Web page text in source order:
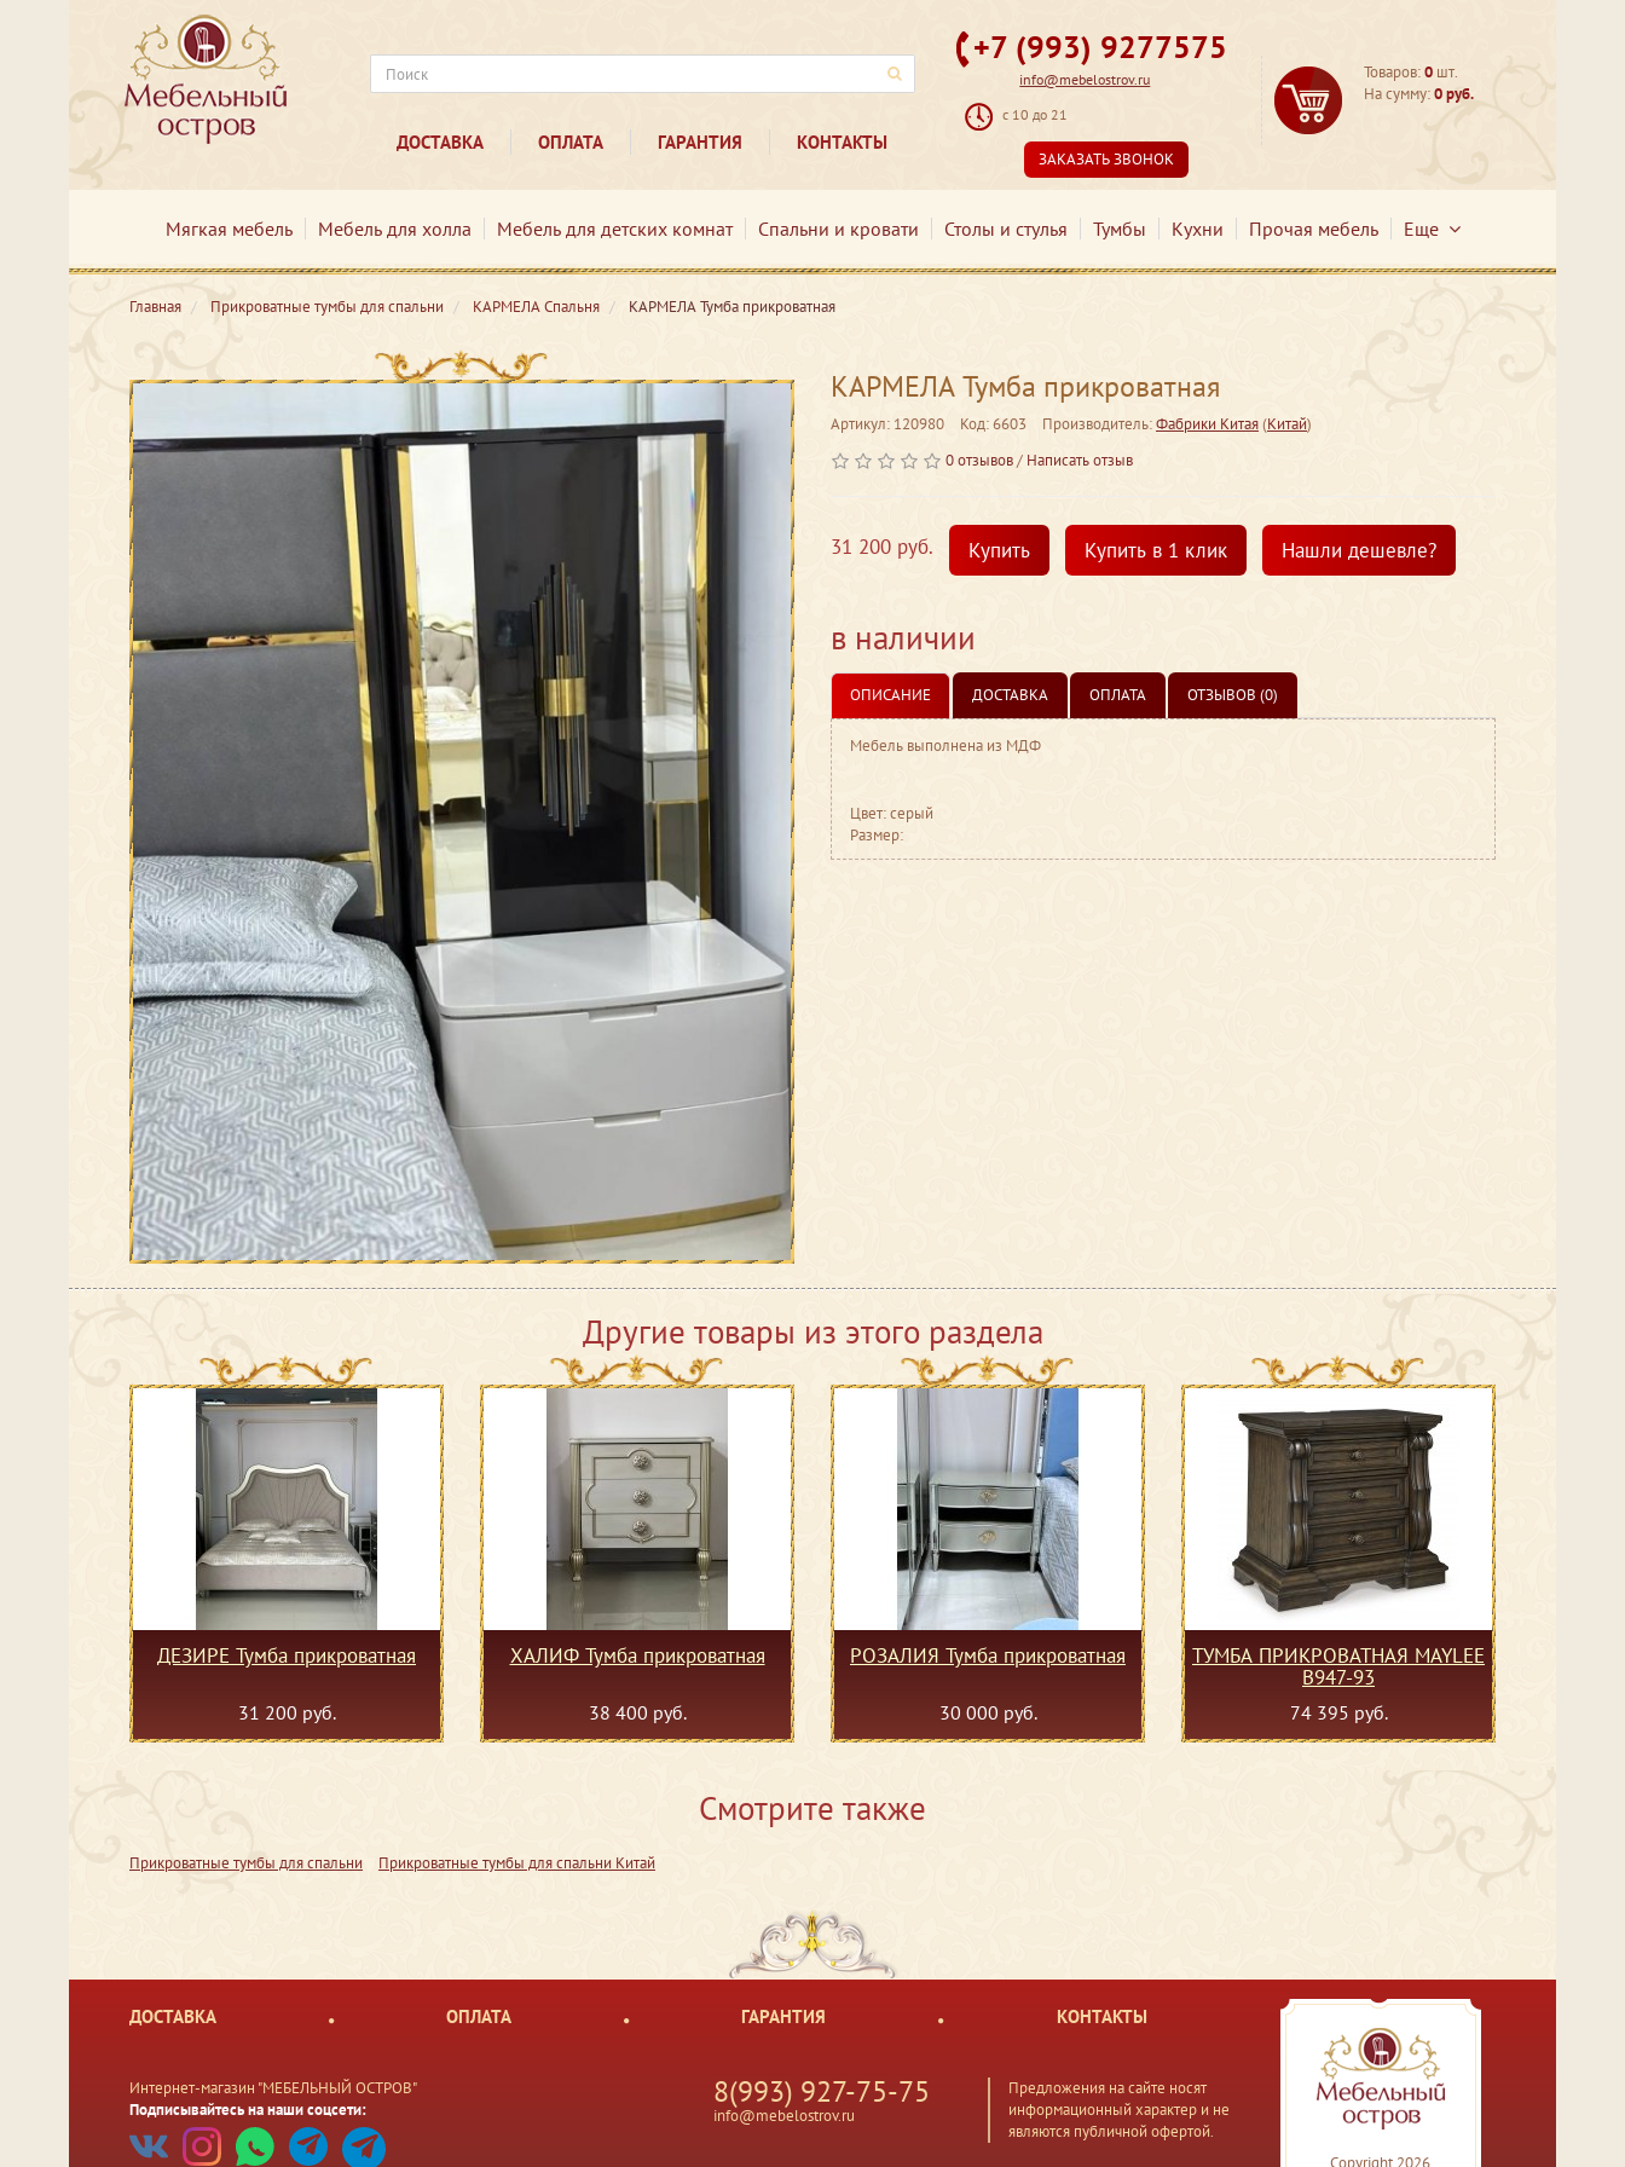
ДОСТАВКА ОПЛАТА ГАРАНТИЯ КОНТАКТЫ
+7 (993) 9277575
info@mebelostrov.ru
с 10 до 21
ЗАКАЗАТЬ ЗВОНОК
Товаров:0 шт.
На сумму:0 руб.
Мягкая мебель Мебель для холла Мебель для детских комнат Спальни и кровати Столы и стулья Тумбы Кухни Прочая мебель Еще
Главная Прикроватные тумбы для спальни КАРМЕЛА Спальня КАРМЕЛА Тумба прикроватная
КАРМЕЛА Тумба прикроватная
Артикул: 120980 Код: 6603 Производитель:Фабрики Китая(Китай)
0 отзывов/ Написать отзыв
31 200 руб. Купить Купить в 1 клик Нашли дешевле?
в наличии
ОПИСАНИЕ ДОСТАВКА ОПЛАТА ОТЗЫВОВ (0)
Мебель выполнена из МДФ
Цвет: серый
Размер:
Другие товары из этого раздела
ДЕЗИРЕ Тумба прикроватная
31 200 руб.
ХАЛИФ Тумба прикроватная
38 400 руб.
РОЗАЛИЯ Тумба прикроватная
30 000 руб.
ТУМБА ПРИКРОВАТНАЯ MAYLEE
B947-93
74 395 руб.
Смотрите также
Прикроватные тумбы для спальни Прикроватные тумбы для спальни Китай
ДОСТАВКА ОПЛАТА ГАРАНТИЯ КОНТАКТЫ
Интернет-магазин "МЕБЕЛЬНЫЙ ОСТРОВ"
Подписывайтесь на наши соцсети:
8(993) 927-75-75
info@mebelostrov.ru
Предложения на сайте носят
информационный характер и не
являются публичной офертой.